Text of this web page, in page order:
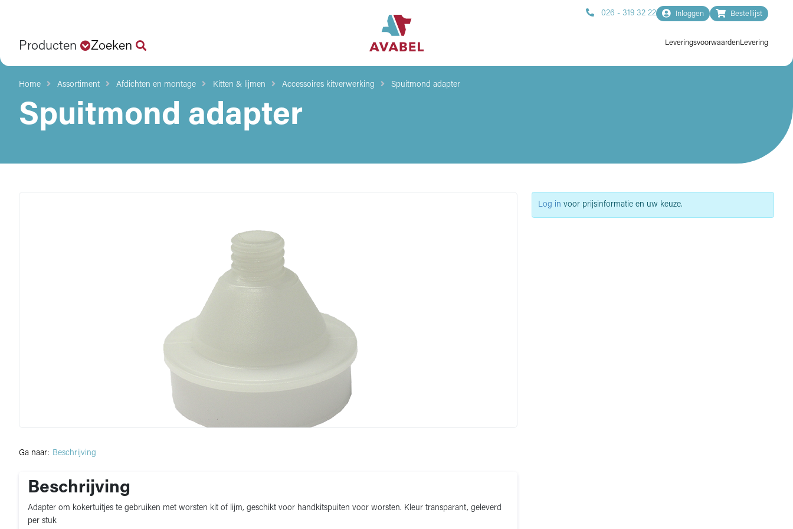
Producten Zoeken
026 - 319 32 22 Inloggen Bestellijst
LeveringsvoorwaardenLevering
Home Assortiment Afdichten en montage Kitten & lijmen Accessoires kitverwerking Spuitmond adapter
Spuitmond adapter
Ga naar: Beschrijving
Beschrijving
Adapter om kokertuitjes te gebruiken met worsten kit of lijm, geschikt voor handkitspuiten voor worsten. Kleur transparant, geleverd
per stuk
Log in voor prijsinformatie en uw keuze.